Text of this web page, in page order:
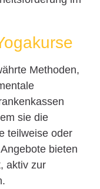
Methoden,
sie die
teilweise oder
bieten
aktiv zur